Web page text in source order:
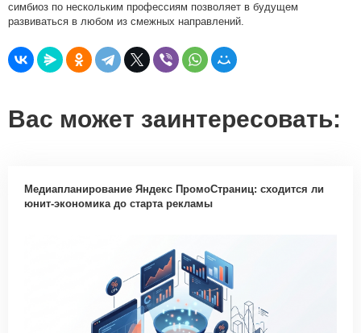
симбиоз по нескольким профессиям позволяет в будущем
развиваться в любом из смежных направлений.
Вас может заинтересовать:
Медиапланирование Яндекс ПромоСтраниц: сходится ли
юнит-экономика до старта рекламы